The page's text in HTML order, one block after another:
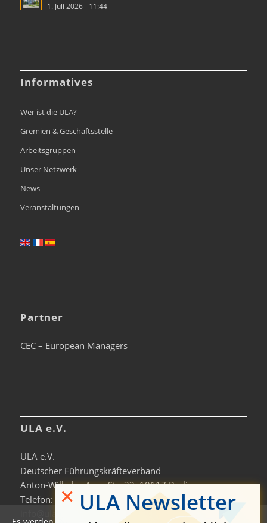
1. Juli 2026 - 11:44
Informatives
Wer ist die ULA?
Gremien & Geschäftsstelle
Arbeitsgruppen
Unser Netzwerk
News
Veranstaltungen
Partner
CEC – European Managers
ULA e.V.
ULA e.V.
Deutscher Führungskräfteverband
Anton-Wilhelm-Amo-Str. 33, 10117 Berlin
Telefon: +49 30-306963-0ULA Newsletter
×